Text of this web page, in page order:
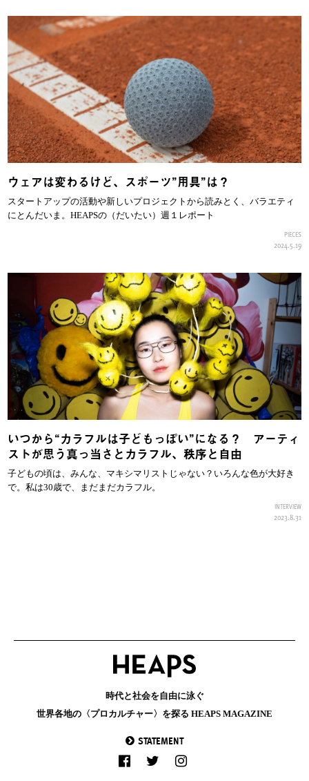
ウェアは変わるけど、スポーツ”用具”は？
スタートアップの活動や新しいプロジェクトから読みとく、バラエティ
にとんだいま。HEAPSの（だいたい）週１レポート
PIECES
2024.5.19
いつから“カラフルは子どもっぽい”になる？ アーティ
ストが思う真っ当さとカラフル、秩序と自由
子どもの頃は、みんな、マキシマリストじゃない？いろんな色が大好き
で。私は30歳で、まだまだカラフル。
INTERVIEW
2023.8.31
時代と社会を自由に泳ぐ
世界各地の〈プロカルチャー〉を探る HEAPS MAGAZINE
STATEMENT